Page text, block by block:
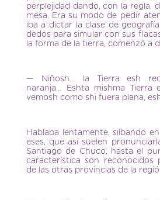
perplejidad dando, con la regla,
mesa. Era su modo de pedir
iba a dictar la clase de
dedos para simular con sus
la forma de la tierra, comenzó a
— Niñosh… la Tierra esh
naranja… Eshta mishma Tierra
vemosh como shi fuera plana,
Hablaba lentamente, silbando
eses, que así suelen
Santiago de Chuco, hasta el
característica son reconocidos
de las otras provincias de la